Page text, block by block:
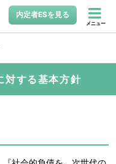
内定者ESを見る
メニュー